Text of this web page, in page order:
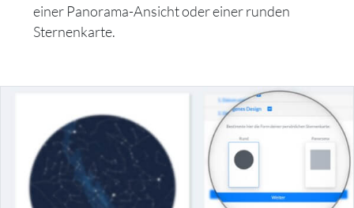
einer Panorama-Ansicht oder einer runden
Sternenkarte.